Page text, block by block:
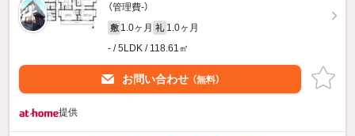
（管理費-）
敷 1.0ヶ月 礼 1.0ヶ月
- / 5LDK / 118.61㎡
お問い合わせ （無料）
提供